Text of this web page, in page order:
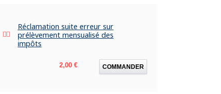
Réclamation suite erreur sur
prélèvement mensualisé des
impôts
Prix
2,00 € COMMANDER